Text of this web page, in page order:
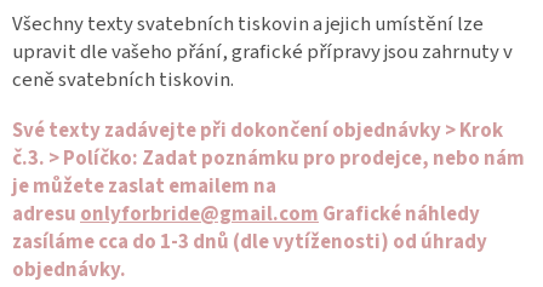
Všechny texty svatebních tiskovin a jejich umístění lze
upravit dle vašeho přání, grafické přípravy jsou zahrnuty v
ceně svatebních tiskovin.
Své texty zadávejte při dokončení objednávky > Krok
č.3. > Políčko: Zadat poznámku pro prodejce, nebo nám
je můžete zaslat emailem na
adresuonlyforbride@gmail.comGrafické náhledy
zasíláme cca do 1-3 dnů (dle vytíženosti) od úhrady
objednávky.